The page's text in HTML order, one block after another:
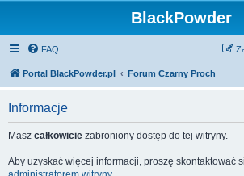
BlackPowder
FAQ
Portal BlackPowder.pl Forum Czarny Proch
Informacje
Masz całkowicie zabroniony dostęp do tej witryny.
Aby uzyskać więcej informacji, proszę skontaktować